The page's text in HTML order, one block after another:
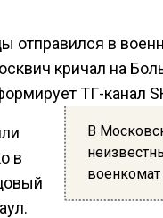
отправился в
кричал на
ТГ-канал
В
военкомат
в